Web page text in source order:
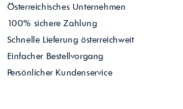
Österreichisches Unternehmen
100% sichere Zahlung
Schnelle Lieferung österreichweit
Einfacher Bestellvorgang
Persönlicher Kundenservice